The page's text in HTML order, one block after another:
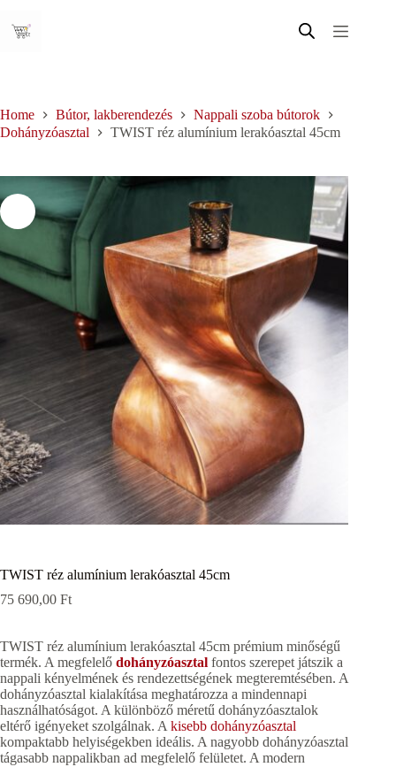
content
Home Bútor, lakberendezés
Nappali szoba bútorok
Dohányzóasztal
TWIST réz alumínium lerakóasztal 45cm
TWIST réz alumínium lerakóasztal 45cm
75 690,00 Ft
TWIST réz alumínium lerakóasztal 45cm prémium minőségű
termék. A megfelelő dohányzóasztal fontos szerepet játszik a
nappali kényelmének és rendezettségének megteremtésében. A
dohányzóasztal kialakítása meghatározza a mindennapi
használhatóságot. A különböző méretű dohányzóasztalok
eltérő igényeket szolgálnak. A kisebb dohányzóasztal
kompaktabb helyiségekben ideális. A nagyobb dohányzóasztal
tágasabb nappalikban ad megfelelő felületet. A modern